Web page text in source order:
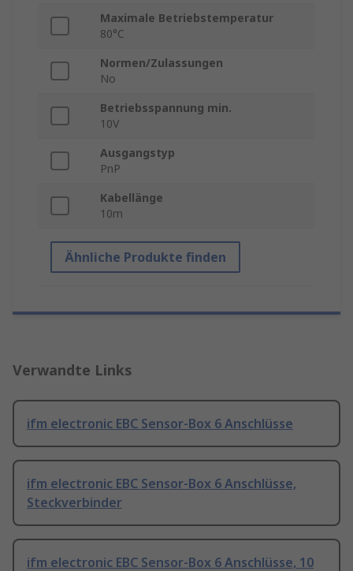
Maximale Betriebstemperatur
80°C
Normen/Zulassungen
No
Betriebsspannung min.
10V
Ausgangstyp
PnP
Kabellänge
10m
Ähnliche Produkte finden
Verwandte Links
ifm electronic EBC Sensor-Box 6 Anschlüsse
ifm electronic EBC Sensor-Box 6 Anschlüsse,
Steckverbinder
ifm electronic EBC Sensor-Box 6 Anschlüsse, 10